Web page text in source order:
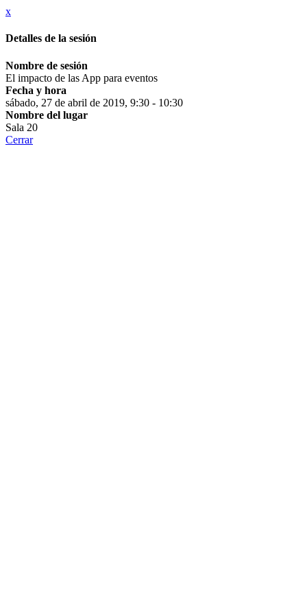
x
Detalles de la sesión
Nombre de sesión
El impacto de las App para eventos
Fecha y hora
sábado, 27 de abril de 2019, 9:30 - 10:30
Nombre del lugar
Sala 20
Cerrar